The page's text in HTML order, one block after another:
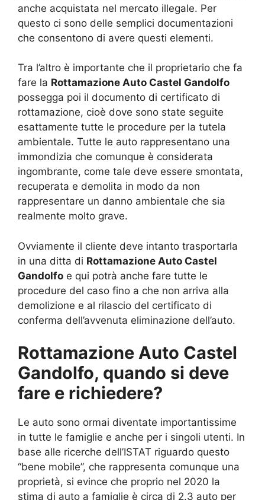
anche acquistata nel mercato illegale. Per
questo ci sono delle semplici documentazioni
che consentono di avere questi elementi.
Tra l’altro è importante che il proprietario che fa
fare la Rottamazione Auto Castel Gandolfo
possegga poi il documento di certificato di
rottamazione, cioè dove sono state seguite
esattamente tutte le procedure per la tutela
ambientale. Tutte le auto rappresentano una
immondizia che comunque è considerata
ingombrante, come tale deve essere smontata,
recuperata e demolita in modo da non
rappresentare un danno ambientale che sia
realmente molto grave.
Ovviamente il cliente deve intanto trasportarla
in una ditta di Rottamazione Auto Castel
Gandolfo e qui potrà anche fare tutte le
procedure del caso fino a che non arriva alla
demolizione e al rilascio del certificato di
conferma dell’avvenuta eliminazione dell’auto.
Rottamazione Auto Castel
Gandolfo, quando si deve
fare e richiedere?
Le auto sono ormai diventate importantissime
in tutte le famiglie e anche per i singoli utenti. In
base alle ricerche dell’ISTAT riguardo questo
“bene mobile”, che rappresenta comunque una
proprietà, si evince che proprio nel 2020 la
stima di auto a famiglie è circa di 2.3 auto per